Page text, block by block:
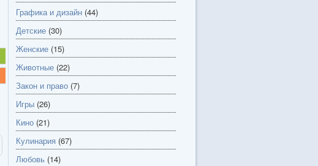
Графика и дизайн (44)
Детские (30)
Женские (15)
Животные (22)
Закон и право (7)
Игры (26)
Кино (21)
Кулинария (67)
Любовь (14)